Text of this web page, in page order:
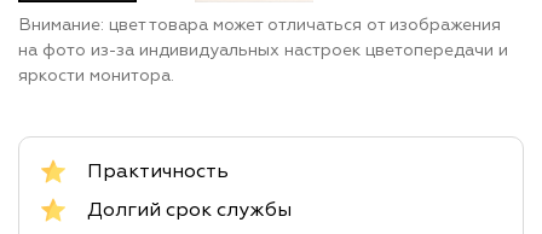
Внимание: цвет товара может отличаться от изображения
на фото из-за индивидуальных настроек цветопередачи и
яркости монитора.
Практичность
Долгий срок службы